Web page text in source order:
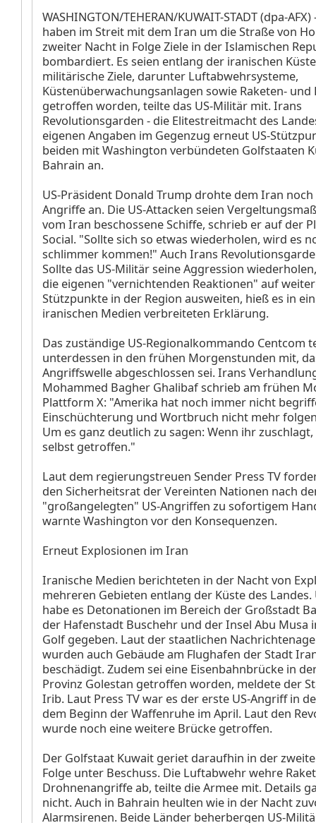
WASHINGTON/TEHERAN/KUWAIT-STADT (dpa-AFX)
haben im Streit mit dem Iran um die Straße von
zweiter Nacht in Folge Ziele in der Islamischen
bombardiert. Es seien entlang der iranischen
militärische Ziele, darunter Luftabwehrsysteme,
Küstenüberwachungsanlagen sowie Raketen-
getroffen worden, teilte das US-Militär mit. Irans
Revolutionsgarden - die Elitestreitmacht des
eigenen Angaben im Gegenzug erneut US-
beiden mit Washington verbündeten Golfstaaten
Bahrain an.
US-Präsident Donald Trump drohte dem Iran
Angriffe an. Die US-Attacken seien
vom Iran beschossene Schiffe, schrieb er auf der
Social. "Sollte sich so etwas wiederholen, wird es
schlimmer kommen!" Auch Irans
Sollte das US-Militär seine Aggression
die eigenen "vernichtenden Reaktionen" auf
Stützpunkte in der Region ausweiten, hieß es in
iranischen Medien verbreiteten Erklärung.
Das zuständige US-Regionalkommando Centcom
unterdessen in den frühen Morgenstunden mit,
Angriffswelle abgeschlossen sei. Irans
Mohammed Bagher Ghalibaf schrieb am frühen
Plattform X: "Amerika hat noch immer nicht
Einschüchterung und Wortbruch nicht mehr
Um es ganz deutlich zu sagen: Wenn ihr
selbst getroffen."
Laut dem regierungstreuen Sender Press TV
den Sicherheitsrat der Vereinten Nationen nach
"großangelegten" US-Angriffen zu sofortigem
warnte Washington vor den Konsequenzen.
Erneut Explosionen im Iran
Iranische Medien berichteten in der Nacht von
mehreren Gebieten entlang der Küste des
habe es Detonationen im Bereich der Großstadt
der Hafenstadt Buschehr und der Insel Abu Musa
Golf gegeben. Laut der staatlichen
wurden auch Gebäude am Flughafen der Stadt
beschädigt. Zudem sei eine Eisenbahnbrücke in
Provinz Golestan getroffen worden, meldete der
Irib. Laut Press TV war es der erste US-Angriff in
dem Beginn der Waffenruhe im April. Laut den
wurde noch eine weitere Brücke getroffen.
Der Golfstaat Kuwait geriet daraufhin in der
Folge unter Beschuss. Die Luftabwehr wehre
Drohnenangriffe ab, teilte die Armee mit. Details
nicht. Auch in Bahrain heulten wie in der Nacht
Alarmsirenen. Beide Länder beherbergen US-